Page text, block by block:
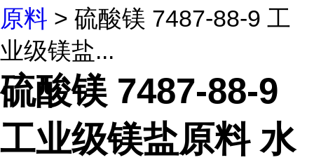
原料 > 硫酸镁 7487-88-9 工
业级镁盐...
硫酸镁 7487-88-9
工业级镁盐原料 水